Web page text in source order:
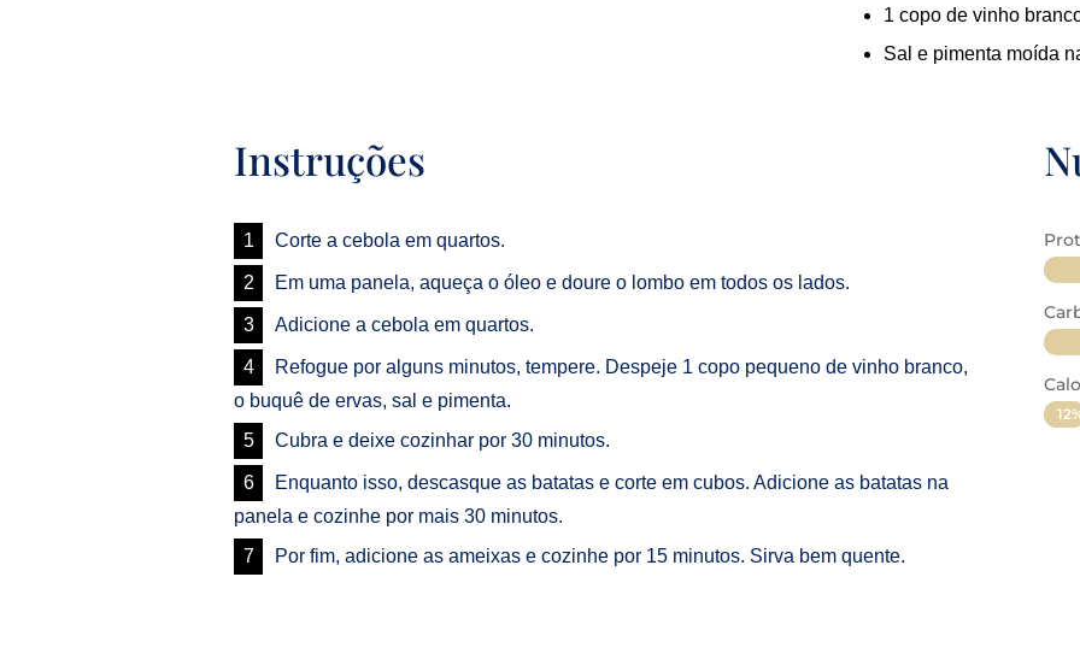
1 copo de vinho
Sal e pimenta moída
Instruções
Corte a cebola em quartos.
Em uma panela, aqueça o óleo e doure o lombo em todos os lados.
Adicione a cebola em quartos.
Refogue por alguns minutos, tempere. Despeje 1 copo pequeno de vinho branco,
o buquê de ervas, sal e pimenta.
Cubra e deixe cozinhar por 30 minutos.
Enquanto isso, descasque as batatas e corte em cubos. Adicione as batatas na
panela e cozinhe por mais 30 minutos.
Por fim, adicione as ameixas e cozinhe por 15 minutos. Sirva bem quente.